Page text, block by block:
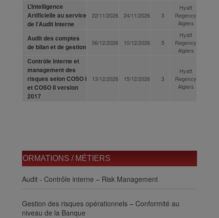
L’Intelligence
Artificielle au service
de l'Audit Interne
22/11/2026 24/11/2026 3
Hyatt
Regency
Algiers
Audit des comptes
de bilan et de gestion
06/12/2026 10/12/2026 5
Hyatt
Regency
Algiers
Contrôle interne et
management des
risques selon COSO I
et COSO II version
2017
13/12/2026 15/12/2026 3
Hyatt
Regency
Algiers
FORMATIONS / MÉTIERS
Audit - Contrôle interne – Risk Management
Gestion des risques opérationnels – Conformité au
niveau de la Banque